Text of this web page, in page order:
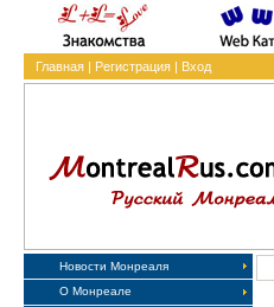
Главная| Регистрация| Вход
Новости Монреаля
О Монреале